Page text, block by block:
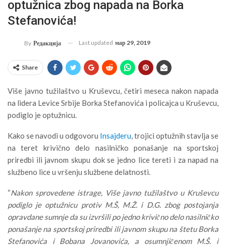
optužnica zbog napada na Borka
Stefanovića!
By Редакција Last updated мар 29, 2019
Share
Više javno tužilaštvo u Kruševcu, četiri meseca nakon napada
na lidera Levice Srbije Borka Stefanovića i policajca u Kruševcu,
podiglo je optužnicu.
Kako se navodi u odgovoru Insajderu, trojici optužnih stavlja se
na teret krivično delo nasilničko ponašanje na sportskoj
priredbi ili javnom skupu dok se jedno lice tereti i za napad na
službeno lice u vršenju službene delatnosti.
“Nakon sprovedene istrage, Više javno tužilaštvo u Kruševcu
podiglo je optužnicu protiv M.Š, M.Ž. i D.G. zbog postojanja
opravdane sumnje da su izvršili po jedno krivično delo nasilničko
ponašanje na sportskoj priredbi ili javnom skupu na štetu Borka
Stefanovića i Bobana Jovanovića, a osumnjičenom M.Š. i